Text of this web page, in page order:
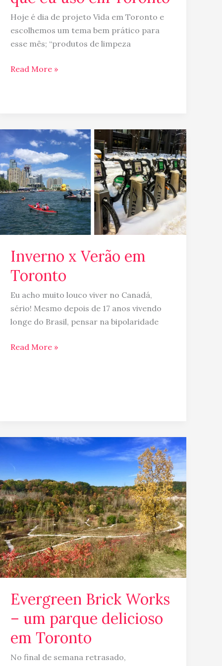
Hoje é dia de projeto Vida em Toronto e
escolhemos um tema bem prático para
esse mês; “produtos de limpeza
Read More »
Inverno x Verão em
Toronto
Eu acho muito louco viver no Canadá,
sério! Mesmo depois de 17 anos vivendo
longe do Brasil, pensar na bipolaridade
Inverno
x
Verão
em
Toronto
Read More »
Evergreen Brick Works
– um parque delicioso
em Toronto
No final de semana retrasado,
Evergreen
Works
–
um
parque
delicioso
em
Toronto